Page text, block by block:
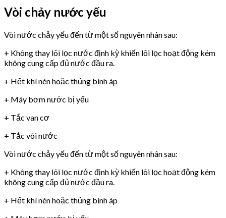
Vòi chảy nước yếu
Vòi nước chảy yếu đến từ một số nguyên nhân sau:
+ Không thay lõi lọc nước định kỳ khiến lõi lọc hoạt động kém
không cung cấp đủ nước đầu ra.
+ Hết khí nén hoặc thủng bình áp
+ Máy bơm nước bị yếu
+ Tắc van cơ
+ Tắc vòi nước
Vòi nước chảy yếu đến từ một số nguyên nhân sau:
+ Không thay lõi lọc nước định kỳ khiến lõi lọc hoạt động kém
không cung cấp đủ nước đầu ra.
+ Hết khí nén hoặc thủng bình áp